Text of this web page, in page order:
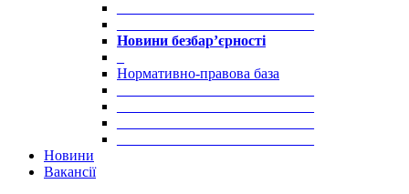
Новини безбар’єрності
Нормативно-правова база
Новини
Вакансії